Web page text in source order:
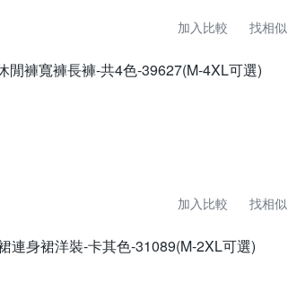
加入比較 找相似
閒褲寬褲長褲-共4色-39627(M-4XL可選)
加入比較 找相似
連身裙洋裝-卡其色-31089(M-2XL可選)